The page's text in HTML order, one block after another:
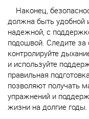
Наконец,
должна быть удобной
надежной, с
подошвой. Следите за
контролируйте
и используйте
правильная
позволяют получать
упражнений и
жизни на долгие годы.